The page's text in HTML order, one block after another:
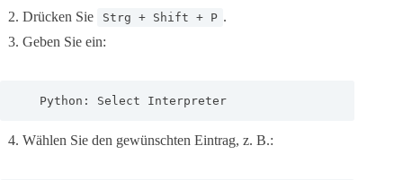
Drücken Sie
Strg + Shift + P .
Geben Sie ein:
   Python: Select Interpreter
Wählen Sie den gewünschten Eintrag, z. B.: